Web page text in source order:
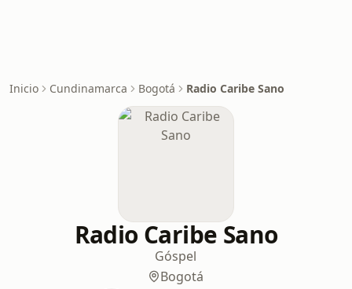
Inicio Cundinamarca Bogotá Radio Caribe Sano
Radio Caribe Sano
Góspel
Bogotá